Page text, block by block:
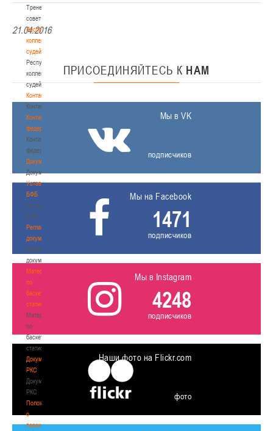
Тренерский
совет
Республиканская
коллегия
судей
Республиканская
коллегия
судей
Контакты
Контакты
Контакты
федерации
Контакты
федерации
Документы
Документы
Устав
БФБ
Устав
БФБ
Регламентирующие
документы
Регламентирующие
документы
Материалы
по
баскетбольной
статистике
Материалы
по
баскетбольной
статистике
Документы
РКС
Документы
РКС
Положение
о
переходах
21.04.2016
ПРИСОЕДИНЯЙТЕСЬ К НАМ
Мы в VK
подписчиков
Мы на Facebook
1471
подписчиков
Мы в Instagram
4248
подписчиков
Наши фото на Flickr.com
фото